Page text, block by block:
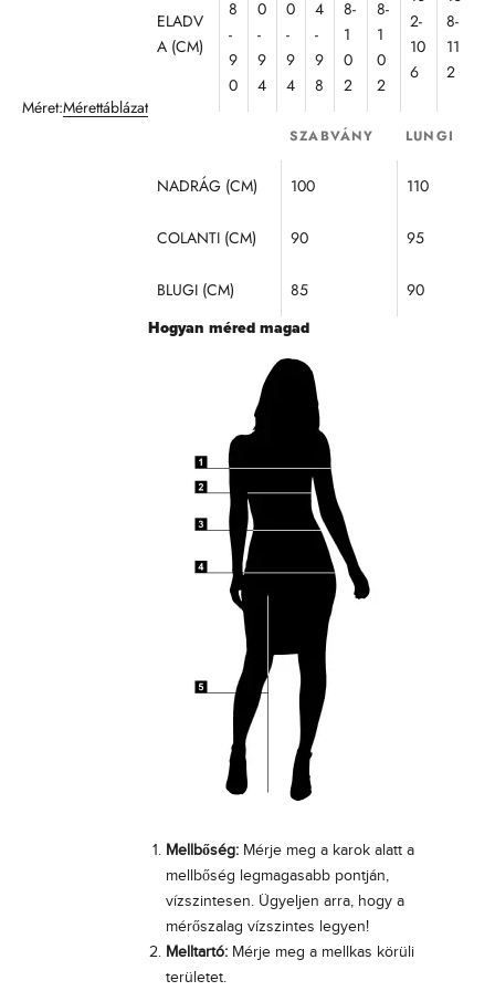
Méret:Mérettáblázat
ELADV
A (CM)
8
-
9
0
0
-
9
4
0
-
9
4
4
-
9
8
8-
1
0
2
8-
1
0
2
2-
10
6
8-
11
2
SZABVÁNY LUNGI
NADRÁG (CM) 100 110
COLANTI (CM) 90 95
BLUGI (CM) 85 90
Hogyan méred magad
Mellbőség: Mérje meg a karok alatt a
mellbőség legmagasabb pontján,
vízszintesen. Ügyeljen arra, hogy a
mérőszalag vízszintes legyen!
Melltartó: Mérje meg a mellkas körüli
területet.